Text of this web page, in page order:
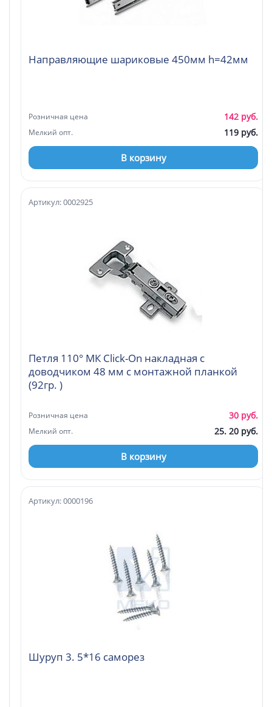
Направляющие шариковые 450мм h=42мм
Розничная цена 142 руб.
Мелкий опт. 119 руб.
В корзину
Петля 110° МК Click-On накладная с
доводчиком 48 мм с монтажной планкой
(92гр. )
Артикул: 0002925
Розничная цена 30 руб.
Мелкий опт. 25. 20 руб.
В корзину
Шуруп 3. 5*16 саморез
Артикул: 0000196